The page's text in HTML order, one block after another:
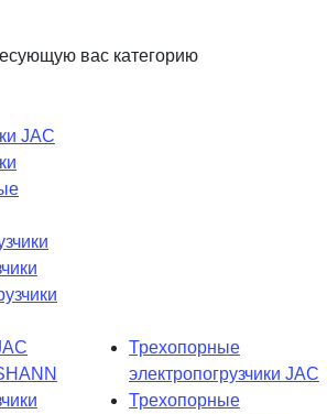
вас категорию
JAC
Трехопорные
электропогрузчики JAC
Трехопорные